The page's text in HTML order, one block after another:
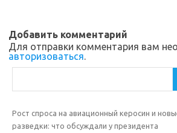
i
ь
Добавить комментарий
Для отправки комментария вам
авторизоваться.
Рост спроса на авиационный керосин и
разведки: что обсуждали у президента